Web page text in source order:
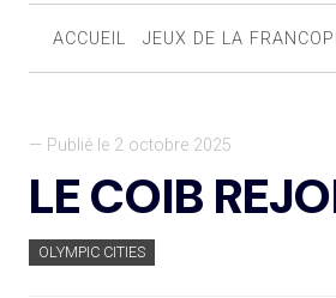
ACCUEIL JEUX DE LA
— Publié le 2 octobre 2025
LE COIB
OLYMPIC CITIES